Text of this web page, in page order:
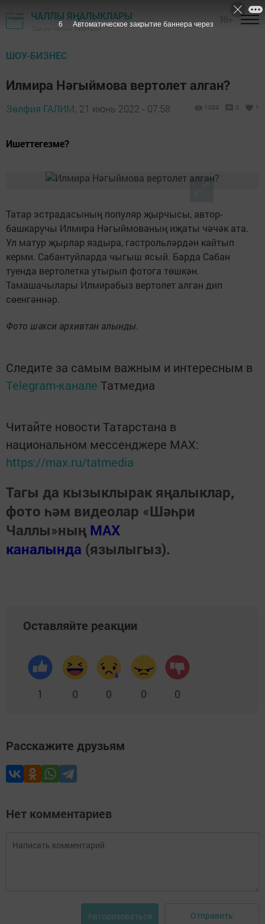
ЧАЛЛЫ ЯҢАЛЫКЛАРЫ
"Шәһри Чаллы" газетасы
ШОУ-БИЗНЕС
Илмира Нәгыймова вертолет алган?
Зөлфия ГАЛИМ, 21 июнь 2022 - 07:58 1034 0 1
Ишеттегезме?
Татар эстрадасының популяр җырчысы, автор-
башкаручы Илмира Нәгыймованың иҗаты чәчәк ата.
Ул матур җырлар яздыра, гастрольләрдән кайтып
керми. Сабантуйларда чыгыш ясый. Барда Сабан
туенда вертолетка утырып фотога төшкән.
Тамашачылары Илмирабыз вертолет алган дип
сөенгәннәр.
Фото шәхси архивтан алынды.
Следите за самым важным и интересным в
Telegram-канале Татмедиа
Читайте новости Татарстана в
национальном мессенджере MАХ:
https://max.ru/tatmedia
Тагы да кызыклырак яңалыклар,
фото һәм видеолар «Шәһри
Чаллы»ның MAX
каналында (язылыгыз).
Оставляйте реакции
1 0 0 0 0
Расскажите друзьям
Нет комментариев
Авторизоваться Отправить
5 Автоматическое закрытие баннера через